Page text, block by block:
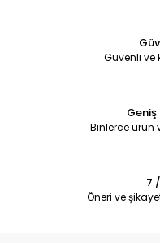
Güvenli ve
Binlerce ürün
7
Öneri ve